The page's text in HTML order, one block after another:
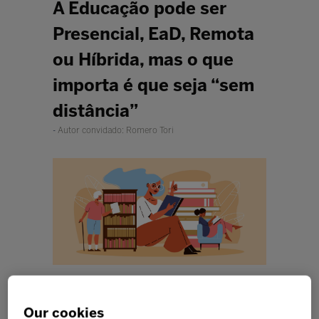
A Educação pode ser
Presencial, EaD, Remota
ou Híbrida, mas o que
importa é que seja “sem
distância”
Autor convidado: Romero Tori
Our cookies